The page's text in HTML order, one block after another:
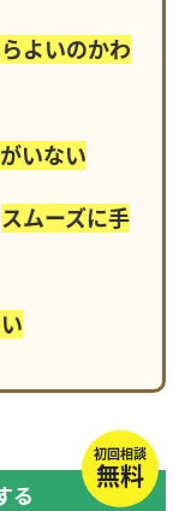
よいのかわ
いない
スムーズに手
初回相談
無料
る